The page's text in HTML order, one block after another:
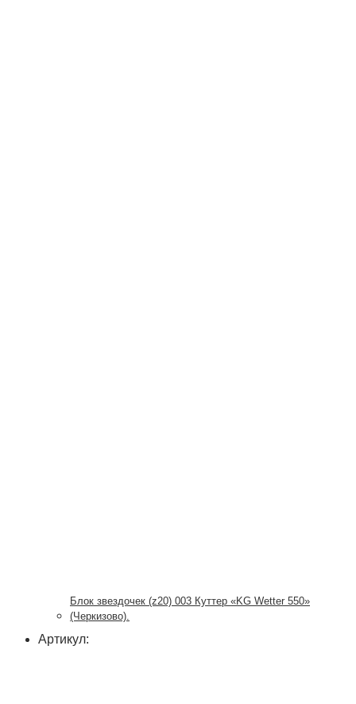
Блок звездочек (z20) 003 Куттер «KG Wetter 550»
(Черкизово).
Артикул: